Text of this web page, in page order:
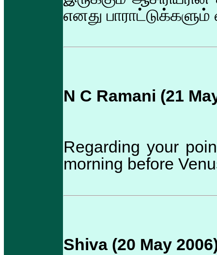
எனது
N C Ramani (21
Regarding your
morning before
Shiva (20 May